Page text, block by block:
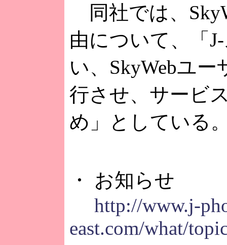
同社では、
由について、「
い、SkyWebユ
行させ、サービ
め」としている
・ お知らせ
http://www.j-
east.com/what/